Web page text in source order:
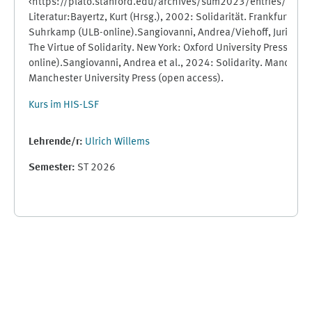
<https://plato.stanford.edu/archives/sum2023/entries/
Literatur:Bayertz, Kurt (Hrsg.), 2002: Solidarität. Frankfurt am
Suhrkamp (ULB-online).Sangiovanni, Andrea/Viehoff, Juri B.
The Virtue of Solidarity. New York: Oxford University Press
online).Sangiovanni, Andrea et al., 2024: Solidarity.
Manchester University Press (open access).
Kurs im HIS-LSF
Lehrende/r: Ulrich Willems
Semester: ST 2026